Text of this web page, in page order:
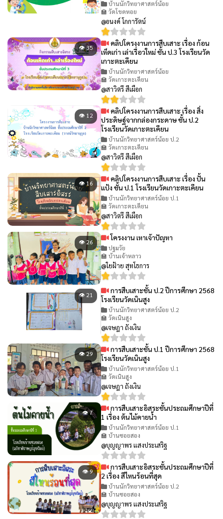
บ้านนักวิทยาศาสตร์น้อย
🏫 วัดโขดหอย
@อนงค์ โกการัตน์
👁 35
คลิปโครงงานการสืบเสาะ เรื่อง ก้อน
เห็ดเก่า เล่าเรื่อวใหม่ ชั้น ป.3 โรงเรียนวัด
เกาะตะเคียน
บ้านนักวิทยาศาสตร์น้อย
🏫 วัดเกาะตะเคียน
@สาวิตรี สีเผือก
👁 12
คลิปโครงงานการสืบเสาะ เรื่อง สิ่ง
ประดิษฐ์จากกล่องกระดาษ ชั้น ป.2
โรงเรียนวัดเกาะตะเคียน
บ้านนักวิทยาศาสตร์น้อย ป.2
🏫 วัดเกาะตะเคียน
@สาวิตรี สีเผือก
👁 16
คลิปโครงงานการสืบเสาะ เรื่อง ปั้น
แป้ง ชั้น ป.1 โรงเรียนวัดเกาะตะเคียน
บ้านนักวิทยาศาสตร์น้อย ป.1
🏫 วัดเกาะตะเคียน
@สาวิตรี สีเผือก
👁 26 โครงงาน เหาเจ้าปัญหา
ปฐมวัย
🏫 บ้านเจ้าหลาว
@ใยฝ้าย สุทโธการ
👁 21
การสืบเสาะชั้น ป.2 ปีการศึกษา 2568
โรงเรียนวัดเนินสูง
บ้านนักวิทยาศาสตร์น้อย ป.2
🏫 วัดเนินสูง
@เจษฎา ถังเงิน
👁 29
การสืบเสาะชั้น ป.1 ปีการศึกษา 2568
โรงเรียนวัดเนินสูง
บ้านนักวิทยาศาสตร์น้อย ป.1
🏫 วัดเนินสูง
@เจษฎา ถังเงิน
👁 7
การสืบเสาะอิสระชั้นประถมศึกษาปีที่
1 เรื่อง ต้นไม้คายน้ำ
บ้านนักวิทยาศาสตร์น้อย ป.1
🏫 บ้านซอยสอง
@บุญญาพร แสงประเสริฐ
👁 9
การสืบเสาะอิสระชั้นประถมศึกษาปีที่
2 เรื่อง สีไหนร้อนที่สุด
บ้านนักวิทยาศาสตร์น้อย ป.2
🏫 บ้านซอยสอง
@บุญญาพร แสงประเสริฐ